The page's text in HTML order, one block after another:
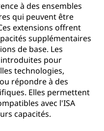
à des ensembles
qui peuvent être
extensions offrent
supplémentaires
de base. Les
introduites pour
technologies,
répondre à des
Elles permettent
avec l'ISA
capacités.